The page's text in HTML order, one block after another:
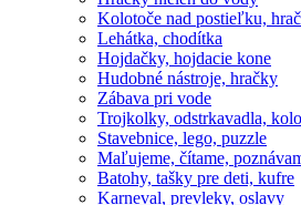
Kolotoče nad postieľku,
Lehátka, chodítka
Hojdačky, hojdacie kone
Hudobné nástroje, hračky
Zábava pri vode
Trojkolky, odstrkavadla,
Stavebnice, lego, puzzle
Maľujeme, čítame,
Batohy, tašky pre deti, kufre
Karneval, prevleky, oslavy